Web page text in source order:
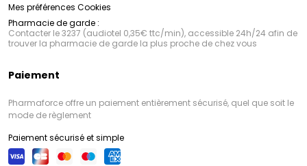
Mes préférences Cookies
Pharmacie de garde :
Contacter le 3237 (audiotel 0,35€ ttc/min), accessible 24h/24 afin de
trouver la pharmacie de garde la plus proche de chez vous
Paiement
Pharmaforce offre un paiement entièrement sécurisé, quel que soit le
mode de règlement
Paiement sécurisé et simple